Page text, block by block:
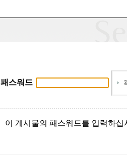
패스워드
이 게시물의 패스워드를 입력하십